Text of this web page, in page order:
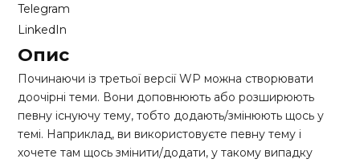
Telegram
LinkedIn
Опис
Починаючи із третьої версії WP можна створювати
доочірні теми. Вони доповнюють або розширюють
певну існуючу тему, тобто додають/змінюють щось у
темі. Наприклад, ви використовуєте певну тему і
хочете там щось змінити/додати, у такому випадку